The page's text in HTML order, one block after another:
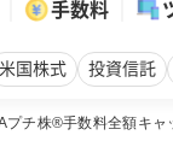
手数料
米国株式 投資信託
プチ株®手数料全額キャ